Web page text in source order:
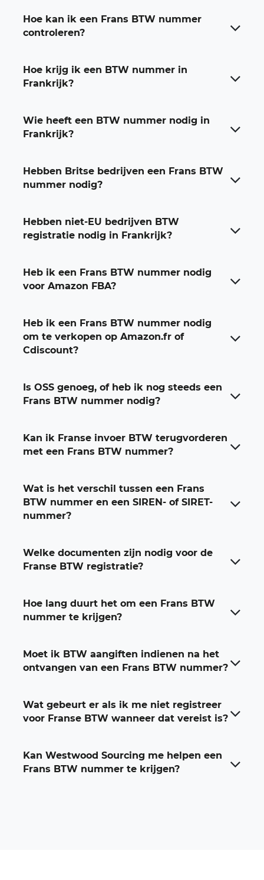
Hoe kan ik een Frans BTW nummer
controleren?
Hoe krijg ik een BTW nummer in
Frankrijk?
Wie heeft een BTW nummer nodig in
Frankrijk?
Hebben Britse bedrijven een Frans BTW
nummer nodig?
Hebben niet-EU bedrijven BTW
registratie nodig in Frankrijk?
Heb ik een Frans BTW nummer nodig
voor Amazon FBA?
Heb ik een Frans BTW nummer nodig
om te verkopen op Amazon.fr of
Cdiscount?
Is OSS genoeg, of heb ik nog steeds een
Frans BTW nummer nodig?
Kan ik Franse invoer BTW terugvorderen
met een Frans BTW nummer?
Wat is het verschil tussen een Frans
BTW nummer en een SIREN- of SIRET-
nummer?
Welke documenten zijn nodig voor de
Franse BTW registratie?
Hoe lang duurt het om een Frans BTW
nummer te krijgen?
Moet ik BTW aangiften indienen na het
ontvangen van een Frans BTW nummer?
Wat gebeurt er als ik me niet registreer
voor Franse BTW wanneer dat vereist is?
Kan Westwood Sourcing me helpen een
Frans BTW nummer te krijgen?